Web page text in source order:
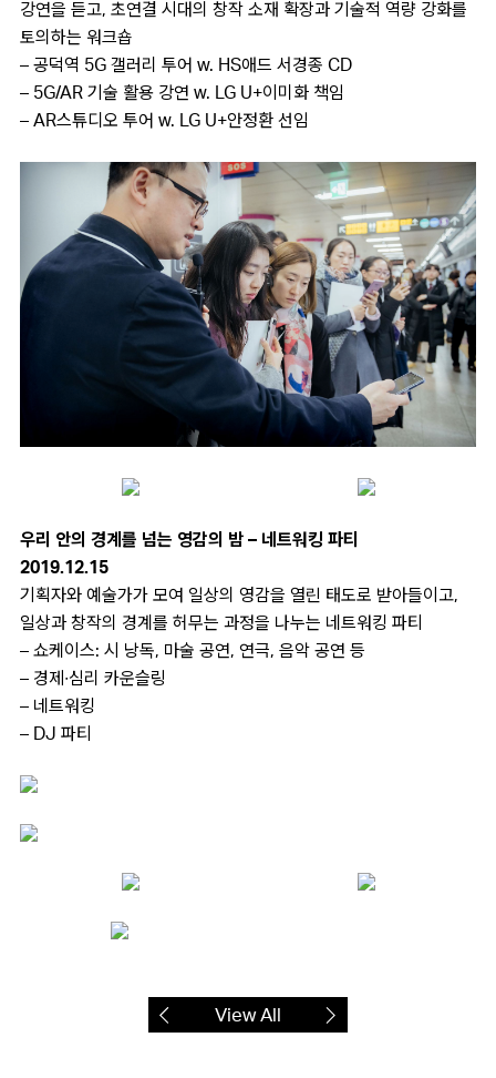
강연을 듣고, 초연결 시대의 창작 소재 확장과 기술적 역량 강화를
토의하는 워크숍
– 공덕역 5G 갤러리 투어 w. HS애드 서경종 CD
– 5G/AR 기술 활용 강연 w. LG U+이미화 책임
– AR스튜디오 투어 w. LG U+안정환 선임
우리 안의 경계를 넘는 영감의 밤 – 네트워킹 파티
2019.12.15
기획자와 예술가가 모여 일상의 영감을 열린 태도로 받아들이고,
일상과 창작의 경계를 허무는 과정을 나누는 네트워킹 파티
– 쇼케이스: 시 낭독, 마술 공연, 연극, 음악 공연 등
– 경제∙심리 카운슬링
– 네트워킹
– DJ 파티
View All